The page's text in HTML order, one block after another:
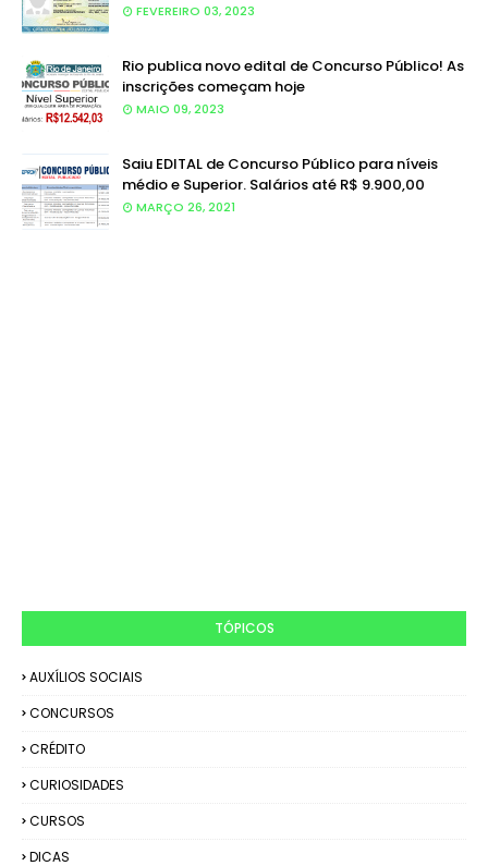
FEVEREIRO 03, 2023
Rio publica novo edital de Concurso Público! As
inscrições começam hoje
MAIO 09, 2023
Saiu EDITAL de Concurso Público para níveis
médio e Superior. Salários até R$ 9.900,00
MARÇO 26, 2021
TÓPICOS
AUXÍLIOS SOCIAIS
CONCURSOS
CRÉDITO
CURIOSIDADES
CURSOS
DICAS